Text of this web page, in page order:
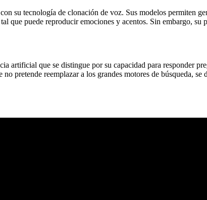
su tecnología de clonación de voz. Sus modelos permiten
que puede reproducir emociones y acentos. Sin embargo,
artificial que se distingue por su capacidad para responder
pretende reemplazar a los grandes motores de búsqueda,